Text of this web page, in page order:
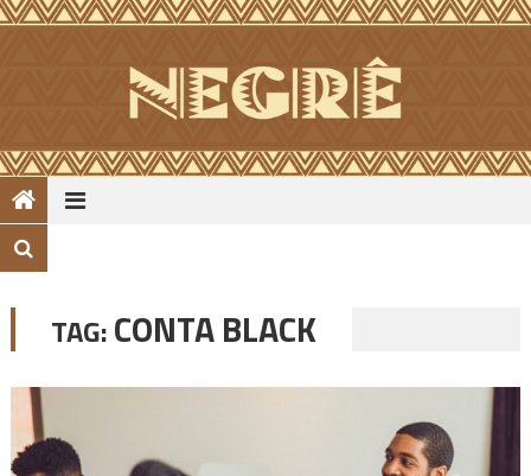
Skip
TAG:CONTA BLACK